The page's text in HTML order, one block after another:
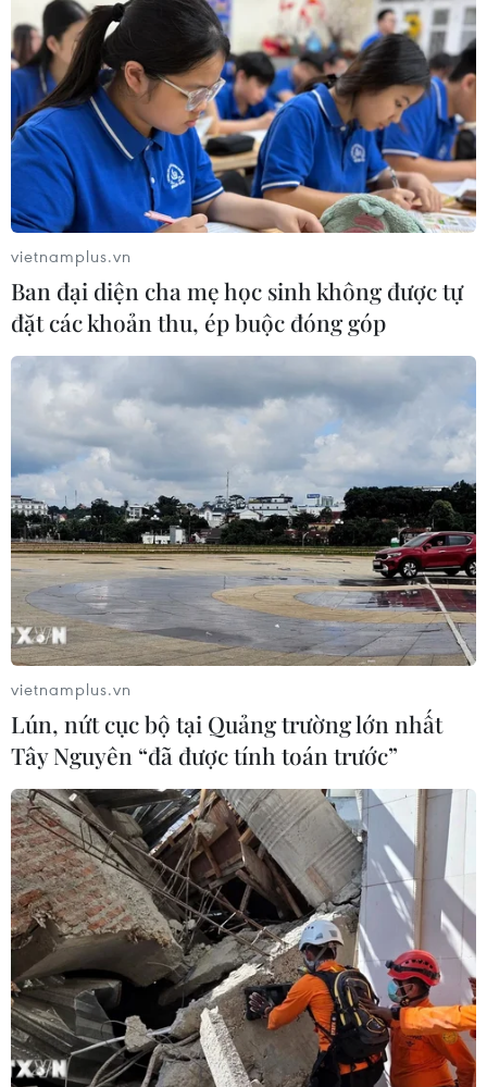
vietnamplus.vn
Ban đại diện cha mẹ học sinh không được tự
đặt các khoản thu, ép buộc đóng góp
vietnamplus.vn
Lún, nứt cục bộ tại Quảng trường lớn nhất
Tây Nguyên “đã được tính toán trước”